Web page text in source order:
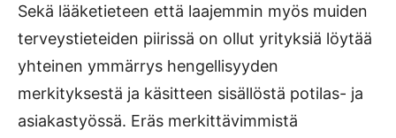
Sekä lääketieteen että laajemmin myös muiden
terveystieteiden piirissä on ollut yrityksiä löytää
yhteinen ymmärrys hengellisyyden
merkityksestä ja käsitteen sisällöstä potilas- ja
asiakastyössä. Eräs merkittävimmistä